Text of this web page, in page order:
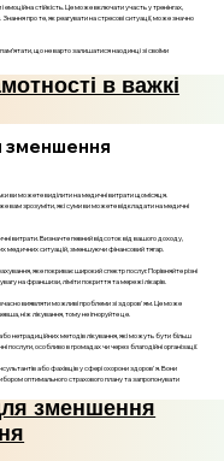
стійкість. Це може включати участь у тренінгах,
про те, як реагувати на стресові ситуації, може значно
що не варто залишатися наодинці зі своїми
в важкі
зменшення
ви можете виділити на медичні витрати щомісяця.
вам зрозуміти, які суми ви можете відкладати на медичні
витрати. Визначте певний відсоток від вашого доходу,
медичних ситуацій, зменшуючи фінансовий тягар.
яке покриває широкий спектр послуг. Порівняйте різні
на франшизи, ліміти покриття та мережі лікарів.
вчасно виявляти можливі проблеми зі здоров'ям. Це може
ніж лікування, тому не ігноруйте це.
нетрадиційних методів лікування, які можуть бути більш
особливо в громадах чи через благодійні організації.
або фахівців у сфері охорони здоров'я. Вони
оптимального страхового плану та запропонувати
зменшення